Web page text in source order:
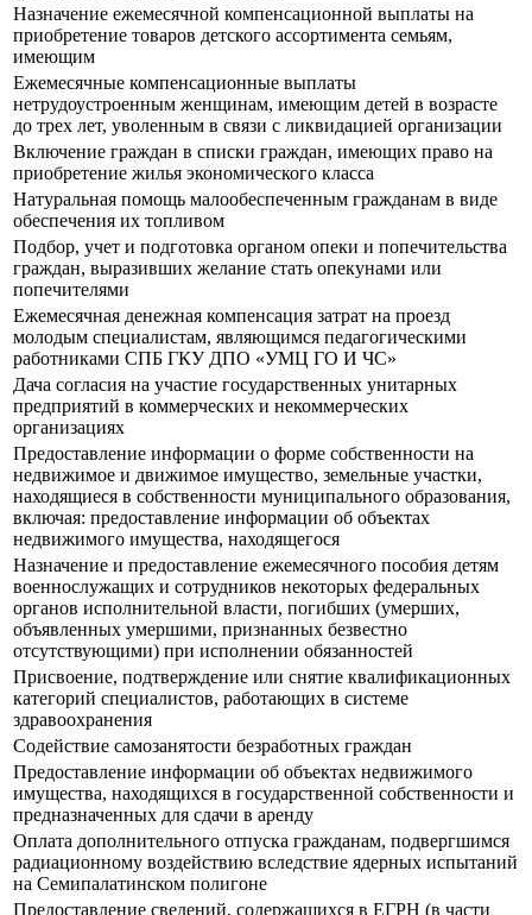
Назначение ежемесячной компенсационной выплаты на
приобретение товаров детского ассортимента семьям,
имеющим
Ежемесячные компенсационные выплаты
нетрудоустроенным женщинам, имеющим детей в возрасте
до трех лет, уволенным в связи с ликвидацией организации
Включение граждан в списки граждан, имеющих право на
приобретение жилья экономического класса
Натуральная помощь малообеспеченным гражданам в виде
обеспечения их топливом
Подбор, учет и подготовка органом опеки и попечительства
граждан, выразивших желание стать опекунами или
попечителями
Ежемесячная денежная компенсация затрат на проезд
молодым специалистам, являющимся педагогическими
работниками СПБ ГКУ ДПО «УМЦ ГО И ЧС»
Дача согласия на участие государственных унитарных
предприятий в коммерческих и некоммерческих
организациях
Предоставление информации о форме собственности на
недвижимое и движимое имущество, земельные участки,
находящиеся в собственности муниципального образования,
включая: предоставление информации об объектах
недвижимого имущества, находящегося
Назначение и предоставление ежемесячного пособия детям
военнослужащих и сотрудников некоторых федеральных
органов исполнительной власти, погибших (умерших,
объявленных умершими, признанных безвестно
отсутствующими) при исполнении обязанностей
Присвоение, подтверждение или снятие квалификационных
категорий специалистов, работающих в системе
здравоохранения
Содействие самозанятости безработных граждан
Предоставление информации об объектах недвижимого
имущества, находящихся в государственной собственности и
предназначенных для сдачи в аренду
Оплата дополнительного отпуска гражданам, подвергшимся
радиационному воздействию вследствие ядерных испытаний
на Семипалатинском полигоне
Предоставление сведений, содержащихся в ЕГРН (в части